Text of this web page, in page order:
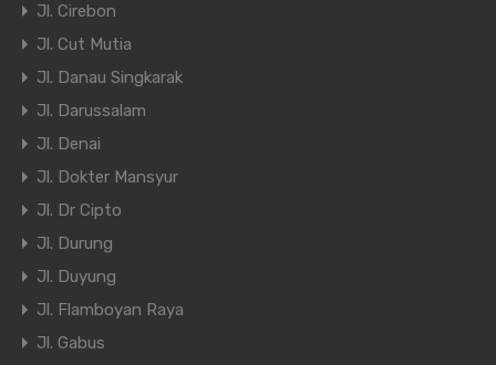
Jl. Cirebon
Jl. Cut Mutia
Jl. Danau Singkarak
Jl. Darussalam
Jl. Denai
Jl. Dokter Mansyur
Jl. Dr Cipto
Jl. Durung
Jl. Duyung
Jl. Flamboyan Raya
Jl. Gabus